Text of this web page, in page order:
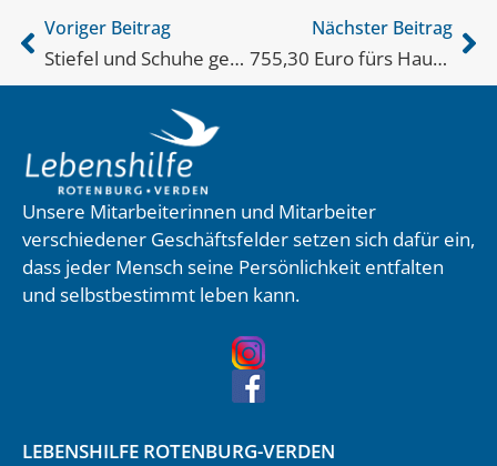
Voriger Beitrag
Stiefel und Schuhe gefüllt…
Nächster Beitrag
755,30 Euro fürs Haus für Kinder
Unsere Mitarbeiterinnen und Mitarbeiter
verschiedener Geschäftsfelder setzen sich dafür ein,
dass jeder Mensch seine Persönlichkeit entfalten
und selbstbestimmt leben kann.
LEBENSHILFE ROTENBURG-VERDEN